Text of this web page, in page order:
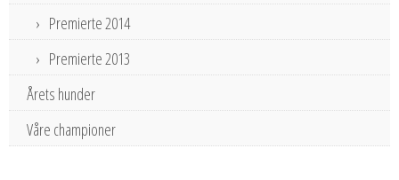
Premierte 2014
Premierte 2013
Årets hunder
Våre championer